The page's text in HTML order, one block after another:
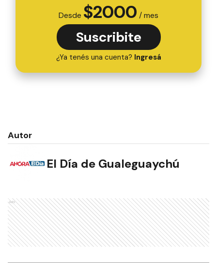
Desde $2000 / mes
Suscribite
¿Ya tenés una cuenta? Ingresá
Autor
El Día de Gualeguaychú
Ads